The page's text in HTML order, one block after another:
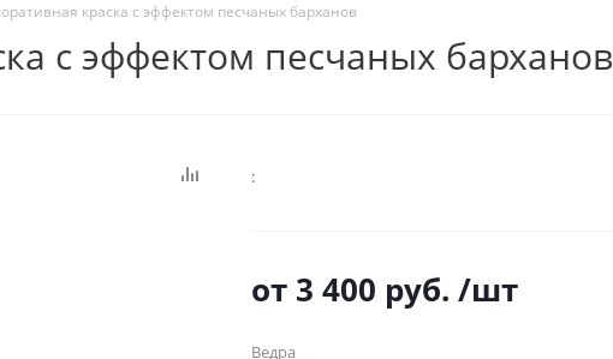
краска с эффектом песчаных барханов
с эффектом песчаных барханов
:
от 3 400 руб. /шт
Ведра